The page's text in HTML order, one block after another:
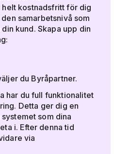
kostnadsfritt för dig
samarbetsnivå som
kund. Skapa upp din
du Byråpartner.
har du full funktionalitet
Detta ger dig en
som dina
i. Efter denna tid
via